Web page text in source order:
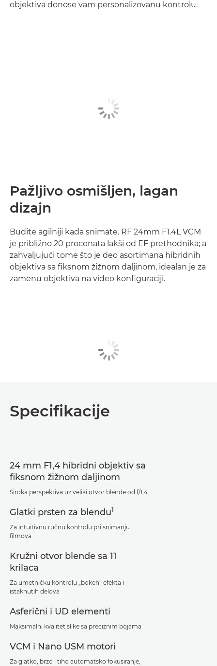
objektiva donose vam personalizovanu kontrolu.
Pažljivo osmišljen, lagan
dizajn
Budite agilniji kada snimate. RF 24mm F1.4L VCM
je približno 20 procenata lakši od EF prethodnika; a
zahvaljujući tome što je deo asortimana hibridnih
objektiva sa fiksnom žižnom daljinom, idealan je za
zamenu objektiva na video konfiguraciji.
Specifikacije
24 mm F1,4 hibridni objektiv sa
fiksnom žižnom daljinom
Široka perspektiva uz veliki otvor blende od f/1,4
Glatki prsten za blendu1
Za intuitivnu ručnu kontrolu pri snimanju
filmova
Kružni otvor blende sa 11
krilaca
Za umetničku kontrolu „bokeh“ efekta i
istaknutih delova
Asferični i UD elementi
Maksimalni kvalitet slike sa preciznim bojama
VCM i Nano USM motori
Za glatko, brzo i tiho automatsko fokusiranje,